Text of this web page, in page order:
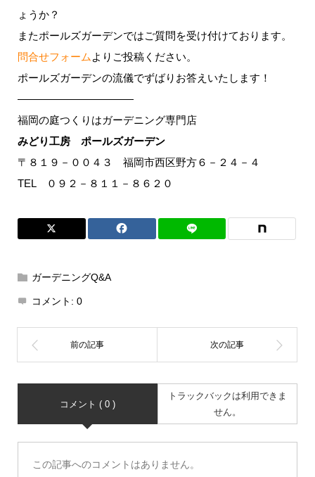
ょうか？
またポールズガーデンではご質問を受け付けております。
問合せフォーム よりご投稿ください。
ポールズガーデンの流儀でずばりお答えいたします！
———————————
福岡の庭つくりはガーデニング専門店
みどり工房 ポールズガーデン
〒８１９－００４３ 福岡市西区野方６－２４－４
TEL ０９２－８１１－８６２０
ガーデニングQ&A
コメント: 0
コメント ( 0 )
トラックバックは利用できま
せん。
この記事へのコメントはありません。